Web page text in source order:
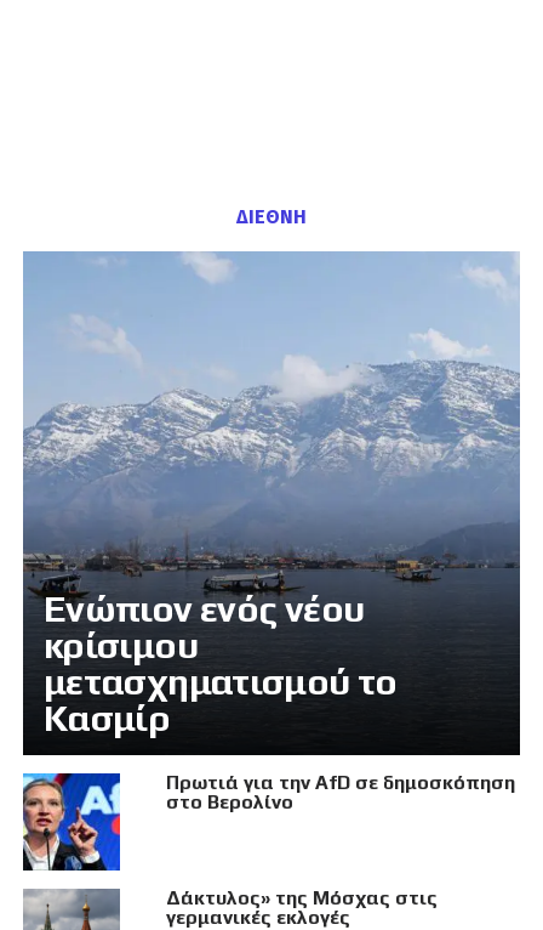
ΔΙΕΘΝΗ
Eνώπιον ενός νέου
κρίσιμου
μετασχηματισμού το
Κασμίρ
Πρωτιά για την AfD σε δημοσκόπηση
στο Βερολίνο
Δάκτυλος» της Μόσχας στις
γερμανικές εκλογές